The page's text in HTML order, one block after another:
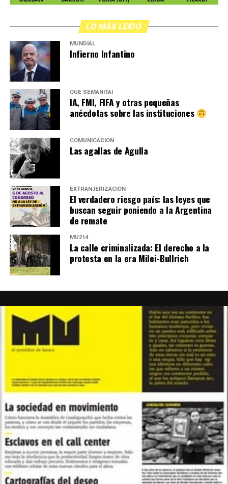
LO MÁS LEIDO
MUNDIAL
Infierno Infantino
QUÉ SEMANITA!
IA, FMI, FIFA y otras pequeñas
anécdotas sobre las instituciones
COMUNICACIÓN
Las agallas de Agulla
EXTRANJERIZACIÓN
El verdadero riesgo país: las leyes que
buscan seguir poniendo a la Argentina
de remate
MU214
La calle criminalizada: El derecho a la
protesta en la era Milei-Bullrich